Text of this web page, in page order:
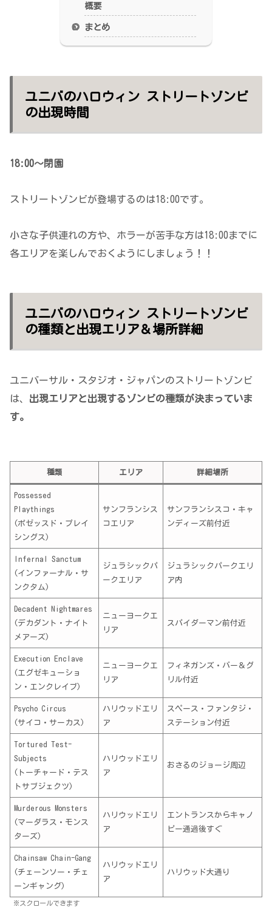
概要
まとめ
ユニバのハロウィン ストリートゾンビ
の出現時間
18:00～閉園
ストリートゾンビが登場するのは18:00です。
小さな子供連れの方や、ホラーが苦手な方は18:00までに
各エリアを楽しんでおくようにしましょう！！
ユニバのハロウィン ストリートゾンビ
の種類と出現エリア＆場所詳細
ユニバーサル・スタジオ・ジャパンのストリートゾンビ
は、 出現エリアと出現するゾンビの種類が決まっていま
す。
種類 エリア 詳細場所
Possessed
Playthings
(ポゼッスド・プレイ
シングス)
サンフランシス
コエリア
サンフランシスコ・キャ
ンディーズ前付近
Infernal Sanctum
(インファーナル・サ
ンクタム)
ジュラシックパ
ークエリア
ジュラシックパークエリ
ア内
Decadent Nightmares
(デカダント・ナイト
メアーズ)
ニューヨークエ
リア
スパイダーマン前付近
Execution Enclave
(エグゼキューショ
ン・エンクレイブ)
ニューヨークエ
リア
フィネガンズ・バー＆グ
リル付近
Psycho Circus
(サイコ・サーカス)
ハリウッドエリ
ア
スペース・ファンタジ・
ステーション付近
Tortured Test-
Subjects
(トーチャード・テス
トサブジェクツ)
ハリウッドエリ
ア
おさるのジョージ周辺
Murderous Monsters
(マーダラス・モンス
ターズ)
ハリウッドエリ
ア
エントランスからキャノ
ピー通過後すぐ
Chainsaw Chain-Gang
(チェーンソー・チェ
ーンギャング)
ハリウッドエリ
ア
ハリウッド大通り
※スクロールできます